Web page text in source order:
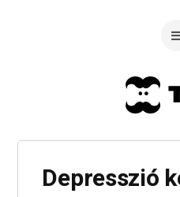
Depresszió